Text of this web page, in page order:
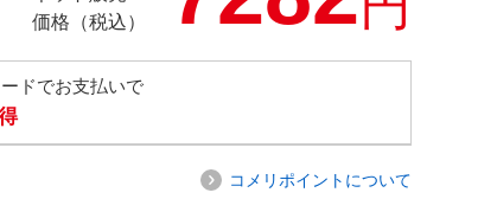
価格（税込）
ドでお支払いで
コメリポイントについて